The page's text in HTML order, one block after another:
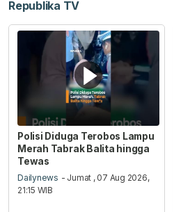
Republika TV
Polisi Diduga Terobos Lampu
Merah Tabrak Balita hingga
Tewas
Dailynews - Jumat , 07 Aug 2026,
21:15 WIB